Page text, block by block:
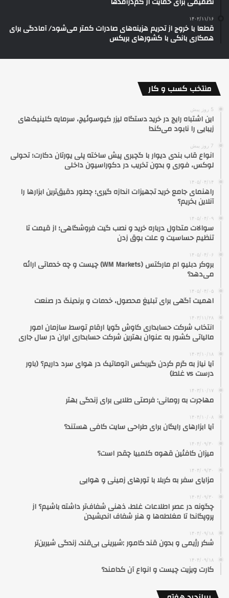
۱۴۰۲/۱۱/۱۶
قطعا با خروج از تحریم هزینه‌های صادرات کمتر می‌شود/ آمادگی برای
همکاری بانکی با کشورهای بریکس
منتخب کسب و کار
5 روز پیش
این اشتباه رایج در خرید دستگاه لیزر کیوسوئیچ، سرمایه کلینیک‌های
زیبایی را نابود می‌کند!
7 روز پیش
انواع قاب بندی دیوار با گچبری پیش ساخته پلی یورتان دکارت؛ تحولی
لوکس، فوری و بدون تخریب در دکوراسیون داخلی
۱۴۰۵/۰۴/۱۴
راهنمای جامع خرید تجهیزات اندازه گیری؛ چطور دقیق‌ترین ابزارها را
آنلاین بخریم؟
۱۴۰۵/۰۴/۰۹
سوالات متداول درباره خرید و نصب گیت فروشگاهی؛ از قیمت تا
تنظیم حساسیت و علت بوق زدن
۱۴۰۵/۰۴/۰۶
بروکر دبلیو ام مارکتس (WM Markets) چیست و چه خدماتی ارائه
می‌دهد؟
۱۴۰۵/۰۴/۰۵
اهمیت آگهی برای تبلیغ محصول، خدمات و برندینگ در صنعت
۱۴۰۳/۱۱/۲۸
انتخاب شرکت حسابداری کاوش گویا ارقام توسط سازمان امور
مالیاتی کشور به عنوان بهترین شرکت حسابداری ایران در سال جاری
۱۴۰۳/۱۰/۱۸
آیا نیاز به گرم کردن گیربکس اتوماتیک در هوای سرد داریم؟ (باور
درست vs غلط)
۱۴۰۳/۱۰/۱۷
مهاجرت به رومانی: فرصتی طلایی برای زندگی بهتر
۱۴۰۴/۱۰/۰۸
آیا ابزارهای رایگان برای طراحی سایت کافی هستند؟
۱۴۰۴/۰۹/۳۰
میزان کافئین قهوه کلمبیا چقدر است؟
۱۴۰۴/۰۹/۳۰
مزایای سفر به کربلا با تورهای زمینی و هوایی
۱۴۰۴/۰۹/۳۰
چگونه در عصر اطلاعات غلط، ذهنی شفاف‌تر داشته باشیم؟ از
پروپگاندا تا مغلطه‌ها و هنر شفاف اندیشیدن
۱۴۰۴/۰۹/۱۸
شکر رژیمی و بدون قند کامور ;شیرینی بی‌قند، زندگی شیرین‌تر
۱۴۰۴/۰۹/۱۸
کارت ویزیت چیست و انواع آن کدامند؟